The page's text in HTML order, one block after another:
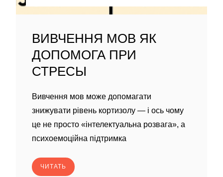
ВИВЧЕННЯ МОВ ЯК
ДОПОМОГА ПРИ
СТРЕСЫ
Вивчення мов може допомагати
знижувати рівень кортизолу — і ось чому
це не просто «інтелектуальна розвага», а
психоемоційна підтримка
ЧИТАТЬ